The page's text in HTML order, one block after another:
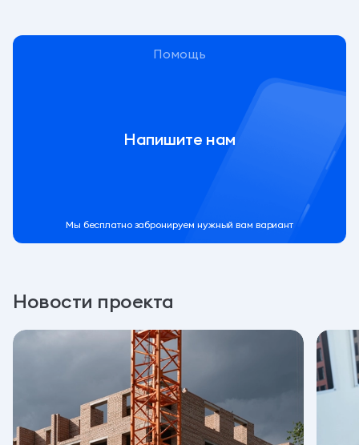
Помощь
Напишите нам
Мы бесплатно забронируем нужный вам вариант
Новости проекта